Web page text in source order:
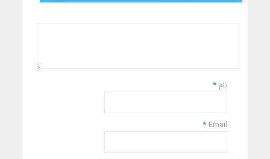
نام *
Email
*